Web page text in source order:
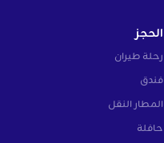
الحجز
رحلة طيران
فندق
المطار النقل
حافلة